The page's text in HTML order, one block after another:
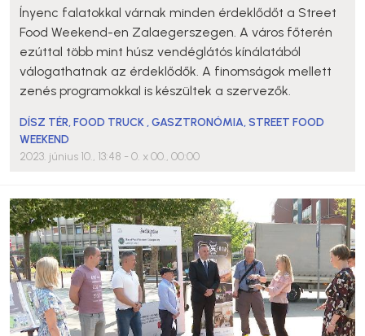
Ínyenc falatokkal várnak minden érdeklődőt a Street
Food Weekend-en Zalaegerszegen. A város főterén
ezúttal több mint húsz vendéglátós kínálatából
válogathatnak az érdeklődők. A finomságok mellett
zenés programokkal is készültek a szervezők.
DÍSZ TÉR,FOOD TRUCK,GASZTRONÓMIA,STREET FOOD
WEEKEND
2023. június 10., 13:48 - 0. x 00., 00:00